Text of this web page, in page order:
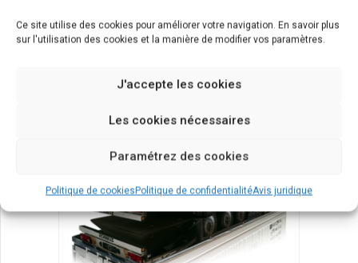
Ce site utilise des cookies pour améliorer votre navigation. En savoir plus
sur l'utilisation des cookies et la manière de modifier vos paramètres.
J'accepte les cookies
Les cookies nécessaires
Paramétrez des cookies
Politique de cookiesPolitique de confidentialitéAvis juridique